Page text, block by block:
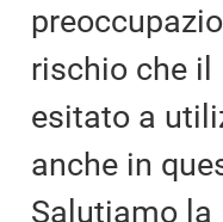
rischio che il
esitato a
anche in
Salutiamo la